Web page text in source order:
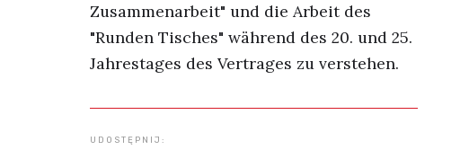
Zusammenarbeit" und die Arbeit des
"Runden Tisches" während des 20. und 25.
Jahrestages des Vertrages zu verstehen.
UDOSTĘPNIJ: